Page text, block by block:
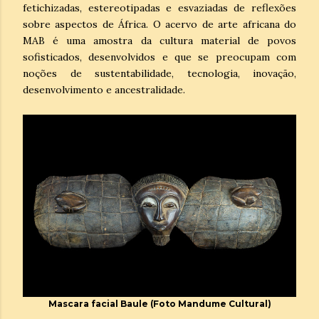
fetichizadas, estereotipadas e esvaziadas de reflexões
sobre aspectos de África. O acervo de arte africana do
MAB é uma amostra da cultura material de povos
sofisticados, desenvolvidos e que se preocupam com
noções de sustentabilidade, tecnologia, inovação,
desenvolvimento e ancestralidade.
Mascara facial Baule (Foto Mandume Cultural)